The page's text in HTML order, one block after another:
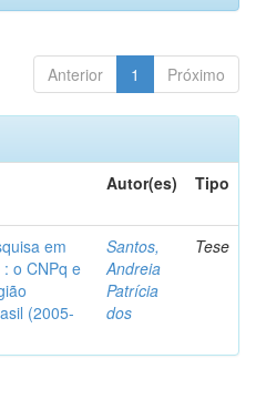
Anterior 1 Próximo
Autor(es) Tipo
em
o CNPq e
(2005-
Santos,
Andreia
Patrícia
dos
Tese